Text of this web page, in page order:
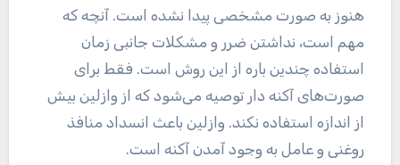
هنوز به صورت مشخصی پیدا نشده است. آنچه که
مهم است، نداشتن ضرر و مشکلات جانبی زمان
استفاده چندین باره از این روش است. فقط برای
صورت‌های آکنه دار توصیه می‌شود که از وازلین بیش
از اندازه استفاده نکند. وازلین باعث انسداد منافذ
روغنی و عامل به وجود آمدن آکنه است.